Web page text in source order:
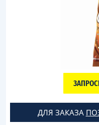
ДЛЯ ЗАКАЗА